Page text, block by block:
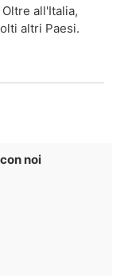
all'Italia,
altri Paesi.
noi